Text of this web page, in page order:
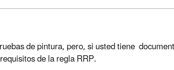
de pintura, pero, si usted tiene
de la regla RRP.